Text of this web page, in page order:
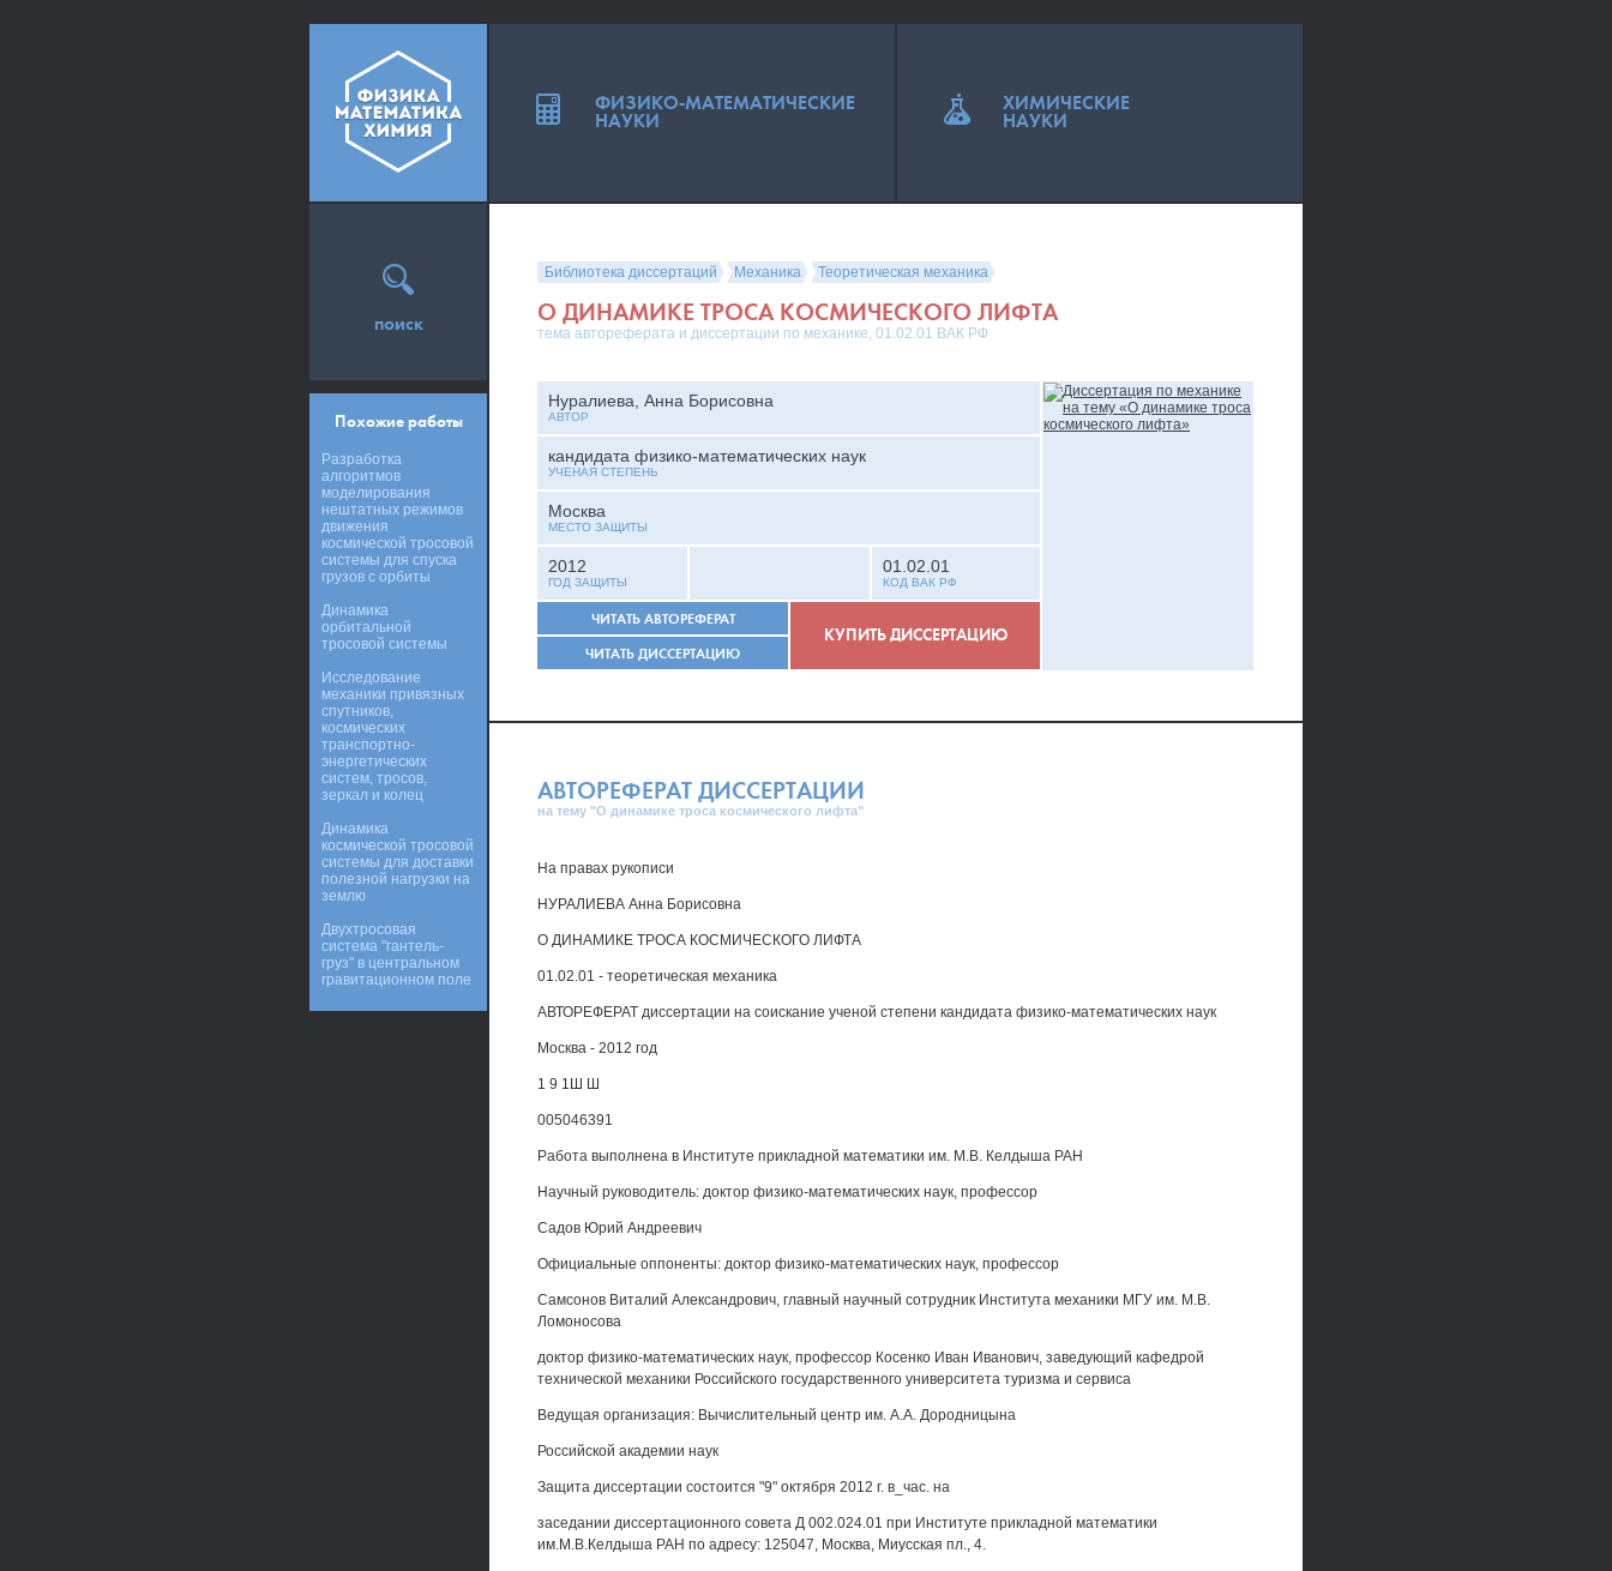
Библиотека диссертаций Механика Теоретическая механика
О ДИНАМИКЕ ТРОСА КОСМИЧЕСКОГО ЛИФТА
тема автореферата и диссертации по механике, 01.02.01 ВАК РФ
Нуралиева, Анна Борисовна
АВТОР
кандидата физико-математических наук
УЧЕНАЯ СТЕПЕНЬ
Москва
МЕСТО ЗАЩИТЫ
2012
ГОД ЗАЩИТЫ
01.02.01
КОД ВАК РФ
ЧИТАТЬ АВТОРЕФЕРАТ
ЧИТАТЬ ДИССЕРТАЦИЮ
КУПИТЬ ДИССЕРТАЦИЮ
АВТОРЕФЕРАТ ДИССЕРТАЦИИ
на тему "О динамике троса космического лифта"
На правах рукописи
НУРАЛИЕВА Анна Борисовна
О ДИНАМИКЕ ТРОСА КОСМИЧЕСКОГО ЛИФТА
01.02.01 - теоретическая механика
АВТОРЕФЕРАТ диссертации на соискание ученой степени кандидата физико-математических наук
Москва - 2012 год
1 9 1Ш Ш
005046391
Работа выполнена в Институте прикладной математики им. М.В. Келдыша РАН
Научный руководитель: доктор физико-математических наук, профессор
Садов Юрий Андреевич
Официальные оппоненты: доктор физико-математических наук, профессор
Самсонов Виталий Александрович, главный научный сотрудник Института механики МГУ им. М.В.
Ломоносова
доктор физико-математических наук, профессор Косенко Иван Иванович, заведующий кафедрой
технической механики Российского государственного университета туризма и сервиса
Ведущая организация: Вычислительный центр им. А.А. Дородницына
Российской академии наук
Защита диссертации состоится "9" октября 2012 г. в_час. на
заседании диссертационного совета Д 002.024.01 при Институте прикладной математики
им.М.В.Келдыша РАН по адресу: 125047, Москва, Миусская пл., 4.
поиск
Похожие работы
Разработка
алгоритмов
моделирования
нештатных режимов
движения
космической тросовой
системы для спуска
грузов с орбиты
Динамика
орбитальной
тросовой системы
Исследование
механики привязных
спутников,
космических
транспортно-
энергетических
систем, тросов,
зеркал и колец
Динамика
космической тросовой
системы для доставки
полезной нагрузки на
землю
Двухтросовая
система "гантель-
груз" в центральном
гравитационном поле
ФИЗИКО-МАТЕМАТИЧЕСКИЕ
НАУКИ
ХИМИЧЕСКИЕ
НАУКИ